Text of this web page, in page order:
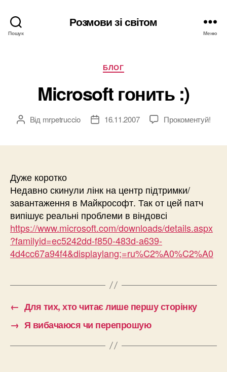
Пошук
Розмови зі світом
Меню
Категорії
БЛОГ
Microsoft гонить :)
Автор
Від mrpetruccio
Дата16.11.2007 Прокоментуй!
Дуже коротко
Недавно скинули лінк на центр підтримки/
завантаження в Майкрософт. Так от цей патч
випішує реальні проблеми в віндовсі
https://www.microsoft.com/downloads/details.aspx
?familyid=ec5242dd-f850-483d-a639-
4d4cc67a94f4&displaylang;=ru%C2%A0%C2%A0
← Для тих, хто читає лише першу сторінку
→ Я вибачаюся чи перепрошую